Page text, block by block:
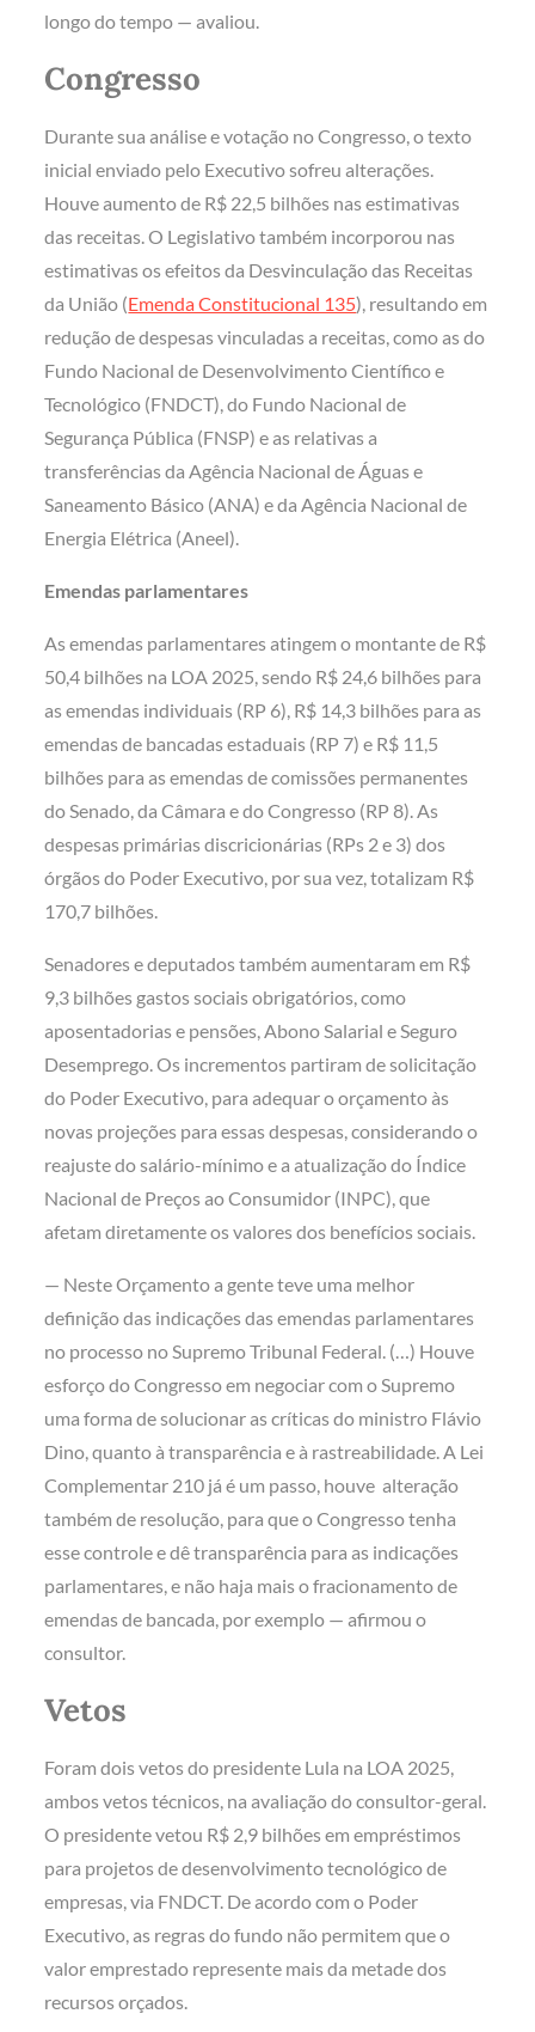
longo do tempo — avaliou.
Congresso
Durante sua análise e votação no Congresso, o texto
inicial enviado pelo Executivo sofreu alterações.
Houve aumento de R$ 22,5 bilhões nas estimativas
das receitas. O Legislativo também incorporou nas
estimativas os efeitos da Desvinculação das Receitas
da União (Emenda Constitucional 135), resultando em
redução de despesas vinculadas a receitas, como as do
Fundo Nacional de Desenvolvimento Científico e
Tecnológico (FNDCT), do Fundo Nacional de
Segurança Pública (FNSP) e as relativas a
transferências da Agência Nacional de Águas e
Saneamento Básico (ANA) e da Agência Nacional de
Energia Elétrica (Aneel).
Emendas parlamentares
As emendas parlamentares atingem o montante de R$
50,4 bilhões na LOA 2025, sendo R$ 24,6 bilhões para
as emendas individuais (RP 6), R$ 14,3 bilhões para as
emendas de bancadas estaduais (RP 7) e R$ 11,5
bilhões para as emendas de comissões permanentes
do Senado, da Câmara e do Congresso (RP 8). As
despesas primárias discricionárias (RPs 2 e 3) dos
órgãos do Poder Executivo, por sua vez, totalizam R$
170,7 bilhões.
Senadores e deputados também aumentaram em R$
9,3 bilhões gastos sociais obrigatórios, como
aposentadorias e pensões, Abono Salarial e Seguro
Desemprego. Os incrementos partiram de solicitação
do Poder Executivo, para adequar o orçamento às
novas projeções para essas despesas, considerando o
reajuste do salário-mínimo e a atualização do Índice
Nacional de Preços ao Consumidor (INPC), que
afetam diretamente os valores dos benefícios sociais.
— Neste Orçamento a gente teve uma melhor
definição das indicações das emendas parlamentares
no processo no Supremo Tribunal Federal. (…) Houve
esforço do Congresso em negociar com o Supremo
uma forma de solucionar as críticas do ministro Flávio
Dino, quanto à transparência e à rastreabilidade. A Lei
Complementar 210 já é um passo, houve alteração
também de resolução, para que o Congresso tenha
esse controle e dê transparência para as indicações
parlamentares, e não haja mais o fracionamento de
emendas de bancada, por exemplo — afirmou o
consultor.
Vetos
Foram dois vetos do presidente Lula na LOA 2025,
ambos vetos técnicos, na avaliação do consultor-geral.
O presidente vetou R$ 2,9 bilhões em empréstimos
para projetos de desenvolvimento tecnológico de
empresas, via FNDCT. De acordo com o Poder
Executivo, as regras do fundo não permitem que o
valor emprestado represente mais da metade dos
recursos orçados.